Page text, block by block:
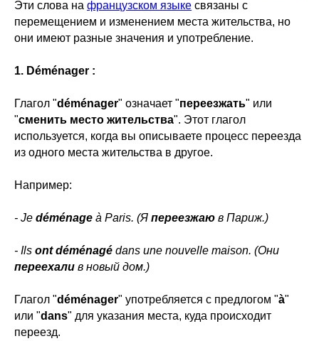
Эти слова на французском языке связаны с
перемещением и изменением места жительства, но
они имеют разные значения и употребление.
1. Déménager :
Глагол "déménager" означает "переезжать" или
"сменить место жительства". Этот глагол
используется, когда вы описываете процесс переезда
из одного места жительства в другое.
Например:
- Je déménage à Paris. (Я переезжаю в Париж.)
- Ils ont déménagé dans une nouvelle maison. (Они
переехали в новый дом.)
Глагол "déménager" употребляется с предлогом "à"
или "dans" для указания места, куда происходит
переезд.